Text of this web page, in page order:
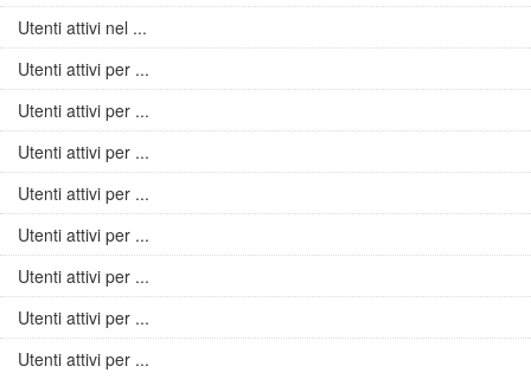
Utenti attivi nel ...
Utenti attivi per ...
Utenti attivi per ...
Utenti attivi per ...
Utenti attivi per ...
Utenti attivi per ...
Utenti attivi per ...
Utenti attivi per ...
Utenti attivi per ...